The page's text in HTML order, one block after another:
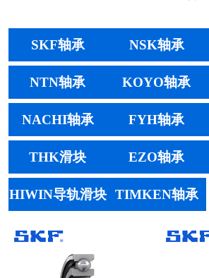
SKF轴承 NSK轴承
NTN轴承 KOYO轴承
NACHI轴承 FYH轴承
THK滑块 EZO轴承
HIWIN导轨滑块 TIMKEN轴承